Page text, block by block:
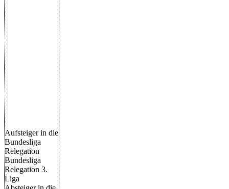
Aufsteiger in die
Bundesliga
Relegation
Bundesliga
Relegation 3.
Liga